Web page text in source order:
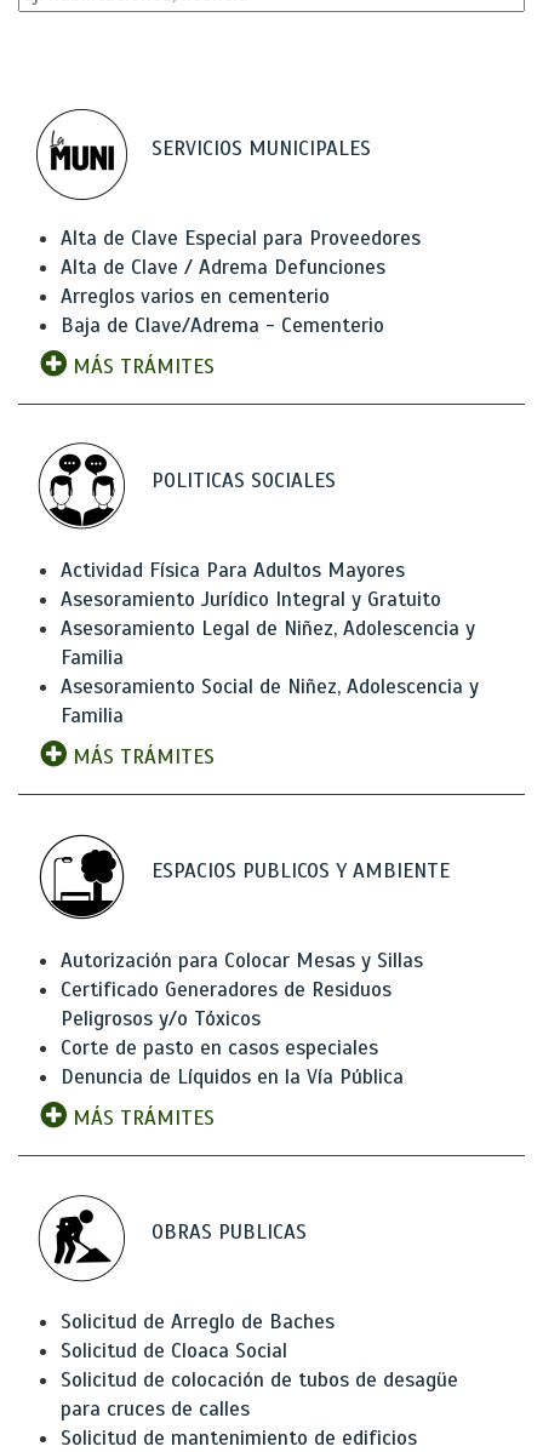
SERVICIOS MUNICIPALES
Alta de Clave Especial para Proveedores
Alta de Clave / Adrema Defunciones
Arreglos varios en cementerio
Baja de Clave/Adrema - Cementerio
MÁS TRÁMITES
POLITICAS SOCIALES
Actividad Física Para Adultos Mayores
Asesoramiento Jurídico Integral y Gratuito
Asesoramiento Legal de Niñez, Adolescencia y
Familia
Asesoramiento Social de Niñez, Adolescencia y
Familia
MÁS TRÁMITES
ESPACIOS PUBLICOS Y AMBIENTE
Autorización para Colocar Mesas y Sillas
Certificado Generadores de Residuos
Peligrosos y/o Tóxicos
Corte de pasto en casos especiales
Denuncia de Líquidos en la Vía Pública
MÁS TRÁMITES
OBRAS PUBLICAS
Solicitud de Arreglo de Baches
Solicitud de Cloaca Social
Solicitud de colocación de tubos de desagüe
para cruces de calles
Solicitud de mantenimiento de edificios